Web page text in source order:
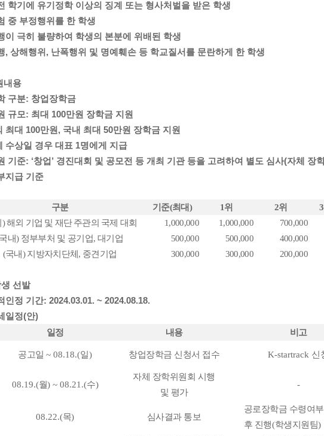
학기에 유기정학 이상의 징계 또는 형사처벌을 받은 학생
중 부정행위를 한 학생
이 극히 불량하여 학생의 본분에 위배된 학생
, 상해행위, 난폭행위 및 명예훼손 등 학교질서를 문란하게 한 학생
내용
구분: 창업장학금
규모: 최대 100만원 장학금 지원
최대 100만원, 국내 최대 50만원 장학금 지원
수상일 경우 대표 1명에게 지급
기준: ‘창업’ 경진대회 및 공모전 등 개최 기관 등을 고려하여 별도 심사(자체 장
지급 기준
구분 기준(최대) 1위 2위 3
)해외 기업 및 재단 주관의 국제 대회 1,000,000 1,000,000
700,000
내) 정부부처 및 공기업, 대기업 500,000 500,000
400,000
(국내)지방자치단체 , 중견기업 300,000 300,000 200,000
선발
인정 기간: 2024.03.01. ~ 2024.08.18.
일정(안)
일정 내용 비고
공고일~ 08.18.(일) 창업장학금 신청서 접수 K-startrack 신
08.19.(월) ~ 08.21.(수)
자체 장학위원회 시행
및 평가
-
08.22.(목) 심사결과 통보
공로장학금 수령여
후 진행(학생지원팀)